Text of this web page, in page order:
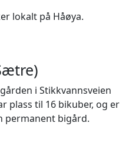
lokalt på Håøya.
i Stikkvannsveien
plass til 16 bikuber, og er
permanent bigård.